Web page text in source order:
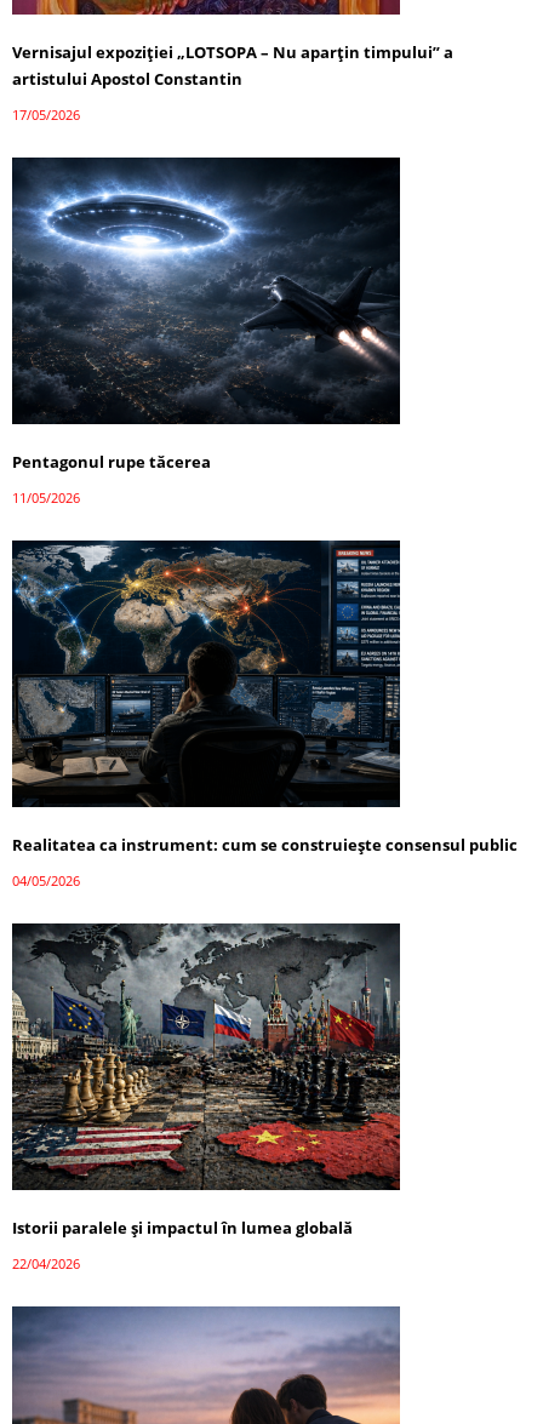
Vernisajul expoziției „LOTSOPA – Nu aparțin timpului” a
artistului Apostol Constantin
17/05/2026
Pentagonul rupe tăcerea
11/05/2026
Realitatea ca instrument: cum se construiește consensul public
04/05/2026
Istorii paralele și impactul în lumea globală
22/04/2026